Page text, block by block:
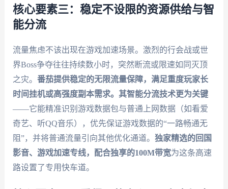
核心要素三：稳定不设限的资源供给与智
能分流
流量焦虑不该出现在游戏加速场景。激烈的行会战或世
界Boss争夺往往持续数小时，突然断流或限速如同灭顶
之灾。 番茄提供稳定的无限流量保障，满足重度玩家长
时间挂机或高强度副本需求。其智能分流技术更为关键
——它能精准识别游戏数据包与普通上网数据（如看爱
奇艺、听QQ音乐），优先保证游戏数据的“一路畅通无
阻”，并将普通流量引向其他优化通道。 独家精选的回国
影音、游戏加速专线，配合独享的100M带宽为这条高速
路设置了专用快车道。